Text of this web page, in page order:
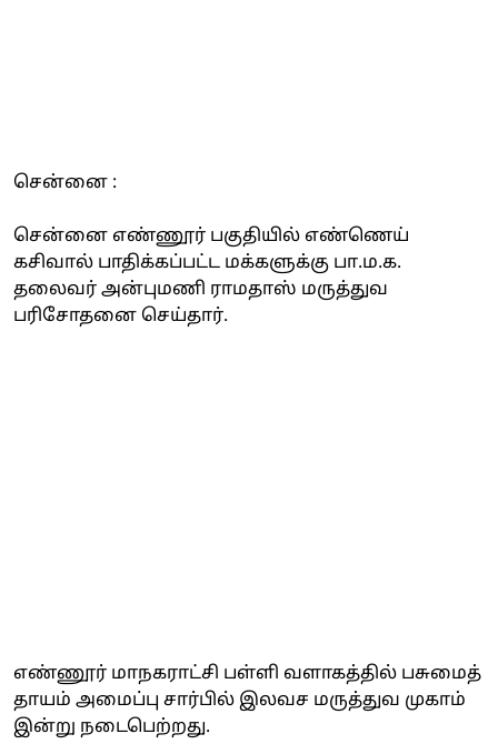
சென்னை :
சென்னை எண்ணூர் பகுதியில் எண்ணெய்
கசிவால் பாதிக்கப்பட்ட மக்களுக்கு பா.ம.க.
தலைவர் அன்புமணி ராமதாஸ் மருத்துவ
பரிசோதனை செய்தார்.
எண்ணூர் மாநகராட்சி பள்ளி வளாகத்தில் பசுமைத்
தாயம் அமைப்பு சார்பில் இலவச மருத்துவ முகாம்
இன்று நடைபெற்றது.